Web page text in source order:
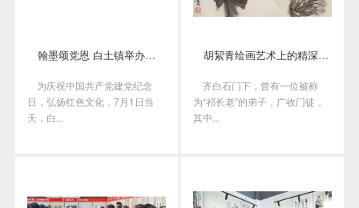
翰墨颂党恩 白土镇举办书画笔会庆“七一”
为庆祝中国共产党建党纪念
日，弘扬红色文化，7月1日当
天，白...
胡絜青绘画艺术上的精深造诣从何而来?
齐白石门下，曾有一位被称
为“祁长老”的弟子，广收门徒，
其中...